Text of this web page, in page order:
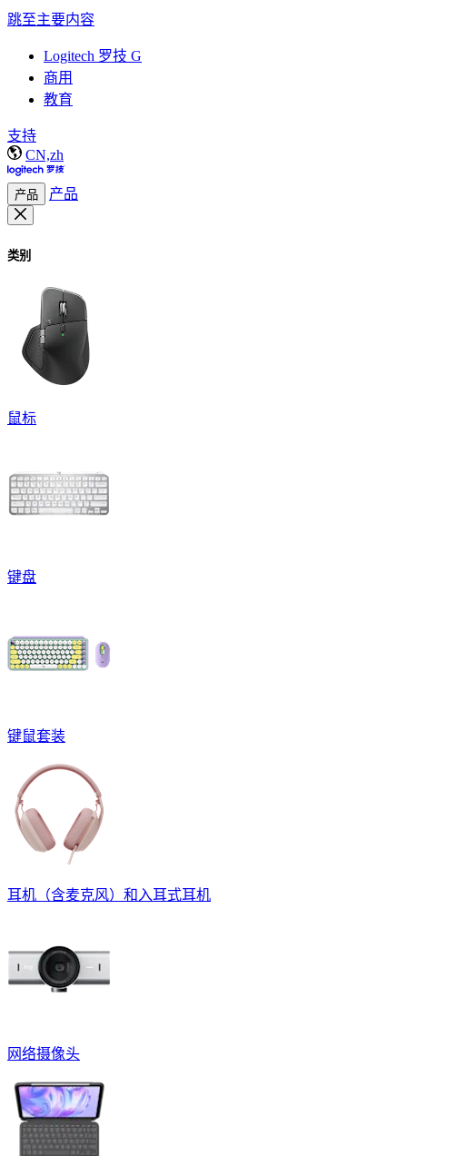
跳至主要内容
Logitech 罗技 G
商用
教育
支持
CN,zh
产品 产品
类别
鼠标
键盘
键鼠套装
耳机（含麦克风）和入耳式耳机
网络摄像头